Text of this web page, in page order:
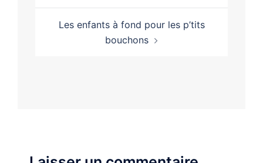
Les enfants à fond pour les p’tits
bouchons